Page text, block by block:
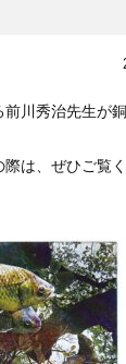
川秀治先生が
は、ぜひご覧く